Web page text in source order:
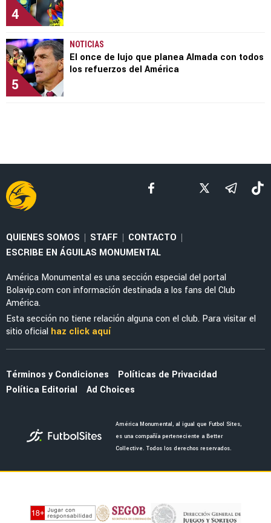
4
5
NOTICIAS
El once de lujo que planea Almada con todos
los refuerzos del América
QUIENES SOMOS | STAFF | CONTACTO |
ESCRIBE EN ÁGUILAS MONUMENTAL
América Monumental es una sección especial del portal
Bolavip.com con información destinada a los fans del Club
América.
Esta sección no tiene relación alguna con el club. Para visitar el
sitio oficial haz click aquí
Términos y Condiciones
Políticas de Privacidad
Política Editorial
Ad Choices
América Monumental, al igual que Futbol Sites,
es una compañía perteneciente a Better
Collective. Todos los derechos reservados.